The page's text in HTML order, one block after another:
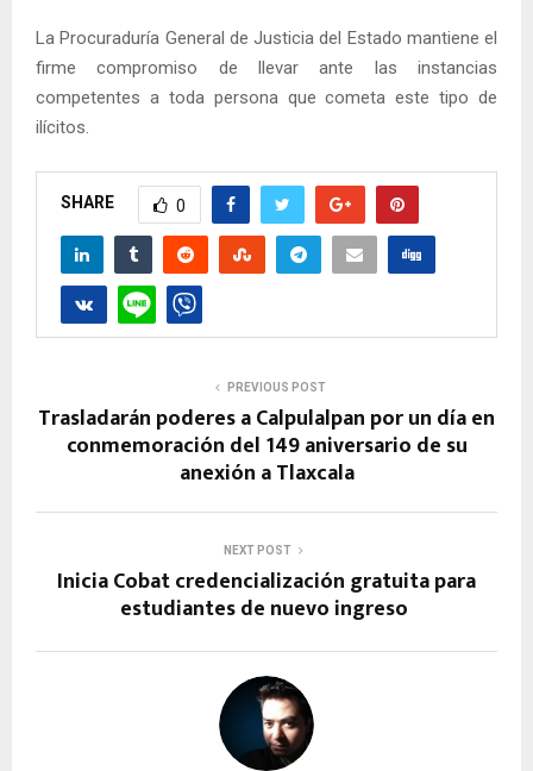
La Procuraduría General de Justicia del Estado mantiene el
firme compromiso de llevar ante las instancias
competentes a toda persona que cometa este tipo de
ilícitos.
SHARE 0
PREVIOUS POST
Trasladarán poderes a Calpulalpan por un día en
conmemoración del 149 aniversario de su
anexión a Tlaxcala
NEXT POST
Inicia Cobat credencialización gratuita para
estudiantes de nuevo ingreso